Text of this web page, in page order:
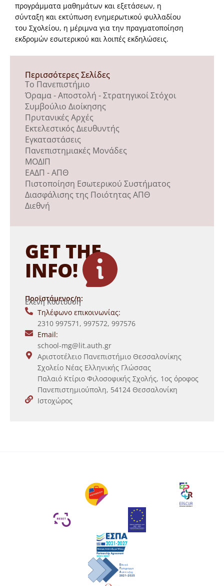
προγράμματα μαθημάτων και εξετάσεων, η
σύνταξη και εκτύπωση ενημερωτικού φυλλαδίου
του Σχολείου, η μέριμνα για την πραγματοποίηση
εκδρομών εσωτερικού και λοιπές εκδηλώσεις.
Περισσότερες Σελίδες
Το Πανεπιστήμιο
Όραμα - Αποστολή - Στρατηγικοί Στόχοι
Συμβούλιο Διοίκησης
Πρυτανικές Αρχές
Εκτελεστικός Διευθυντής
Εγκαταστάσεις
Πανεπιστημιακές Μονάδες
ΜΟΔΙΠ
ΕΑΔΠ - ΑΠΘ
Πιστοποίηση Εσωτερικού Συστήματος
Διασφάλισης της Ποιότητας ΑΠΘ
Διεθνή
GET THE
INFO!
Προϊστάμενος/η:
Ελένη Κουτούση
Τηλέφωνο επικοινωνίας:
2310 997571, 997572, 997576
Email:
school-mg@lit.auth.gr
Αριστοτέλειο Πανεπιστήμιο Θεσσαλονίκης
Σχολείο Νέας Ελληνικής Γλώσσας
Παλαιό Κτίριο Φιλοσοφικής Σχολής, 1ος όροφος
Πανεπιστημιούπολη, 54124 Θεσσαλονίκη
Ιστοχώρος